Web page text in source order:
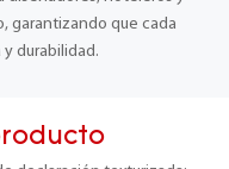
garantizando que cada
durabilidad.